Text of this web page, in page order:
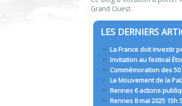
Grand Ouest.
LES DERNIERS
La France doit investir
Invitation au festival
Commémoration des
Le Mouvement de la
Rennes 6 actions
Rennes 8 mai 2025